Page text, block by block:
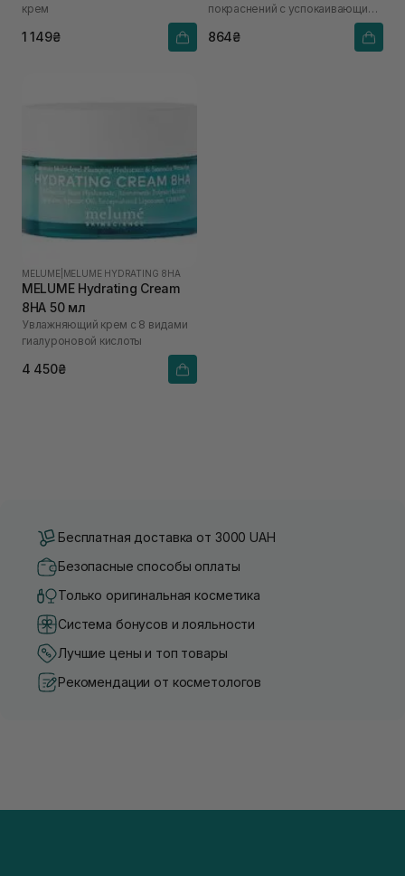
крем
1 149₴
покраснений с успокаивающим
864₴
MELUME MELUME HYDRATING 8HA
MELUME Hydrating Cream
8HA 50 мл
Увлажняющий крем с 8 видами
гиалуроновой кислоты
4 450₴
Бесплатная доставка от 3000 UAH
Безопасные способы оплаты
Только оригинальная косметика
Система бонусов и лояльности
Лучшие цены и топ товары
Рекомендации от косметологов